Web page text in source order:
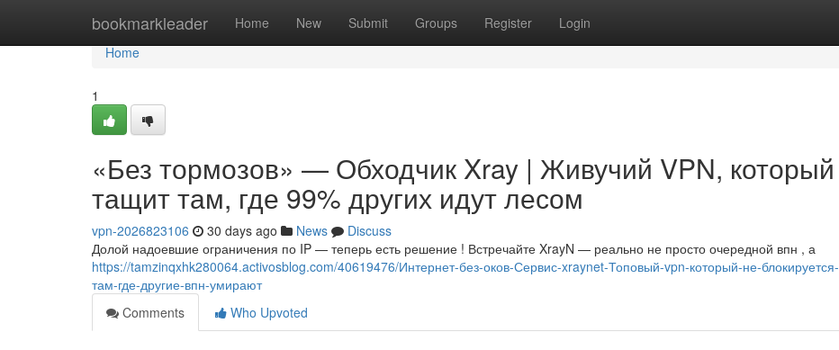
bookmarkleader Home New Submit Groups Register Login
Home
Home
1
«Без тормозов» — Обходчик Xray | Живучий VPN, который
тащит там, где 99% других идут лесом
vpn-2026823106 30 days ago News
Discuss
Долой надоевшие ограничения по IP — теперь есть решение ! Встречайте XrayN — реально не просто очередной впн , а
https://tamzinqxhk280064.activosblog.com/40619476/Интернет-без-оков-Сервис-xraynet-Топовый-vpn-который-не-блокируется-
там-где-другие-впн-умирают
Comments
Who Upvoted